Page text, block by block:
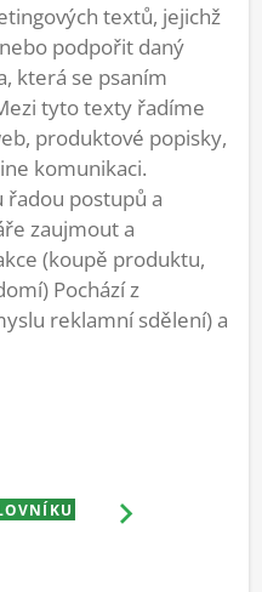
textů, jejichž
podpořit daný
která se psaním
tyto texty řadíme
produktové popisky,
komunikaci.
řadou postupů a
zaujmout a
(koupě produktu,
Pochází z
reklamní sdělení) a